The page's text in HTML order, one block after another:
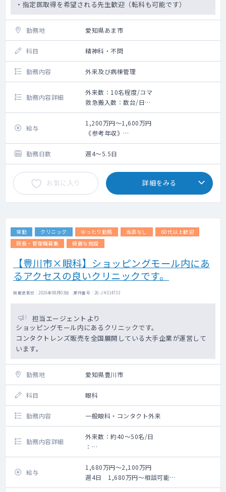
・指定医取得を希望される先生歓迎（転科も可能です）
勤務地 愛知県あま市
科目 精神科・不問
勤務内容 外来及び病棟管理
勤務内容詳細
外来数：10名程度/コマ
救急搬入数：数台/日
外来：週1～2コマ
外来数：10名程度/コマ
主な疾患：統合失調症、うつ病、双極性障
害、認知症、アルコール依存症等が多いです
病棟管理：25～30床程度/名
給与
1,200万円～1,600万円
《参考年収》
・3年目（非指定医）：1200万円（週5日、当
直4回／月の手当を含む）※ご経験等によりご
相談の上決定いたします
勤務日数 週4～5.5日
お気に入り 詳細をみる
常勤 クリニック ゆったり勤務 当直なし
60代以上歓迎
院長・管理職募集
綺麗な施設
【豊川市×眼科】ショッピングモール内にあ
るアクセスの良いクリニックです。
掲載更新日 : 2026年08月03日 案件番号 : 26-JH314733
担当エージェントより
ショッピングモール内にあるクリニックです。
コンタクトレンズ販売を全国展開している大手企業が運営して
います。
勤務地 愛知県豊川市
科目 眼科
勤務内容 一般眼科・コンタクト外来
勤務内容詳細
外来数：約40～50名/日
：
眼科外来診療（保険診療）
・1日の患者数：40～50名程度
・診療割合：一般診療4～5割（保険診療）
・主な疾患
給与
1,680万円～2,100万円
週4日 1,680万円～相談可能
週5日 2,100万円～相談可能